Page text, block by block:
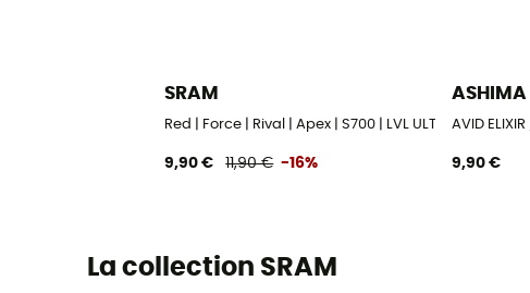
SRAM
Red | Force | Rival | Apex | S700 | LVL ULT | TLM
9,90 € 11,90 € -16%
ASHIMA
AVID
9,90 €
La collection SRAM